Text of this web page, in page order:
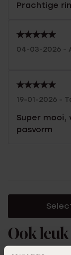
Prachtige
04-03-2026 -
19-01-2026 -
Super mooi,
pasvorm
Ook